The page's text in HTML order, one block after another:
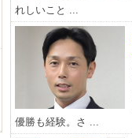
れしいこと ...
優勝も経験。さ ...